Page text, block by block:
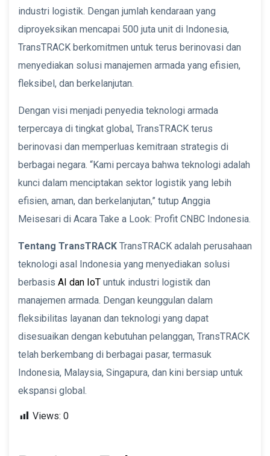
industri logistik. Dengan jumlah kendaraan yang
diproyeksikan mencapai 500 juta unit di Indonesia,
TransTRACK berkomitmen untuk terus berinovasi dan
menyediakan solusi manajemen armada yang efisien,
fleksibel, dan berkelanjutan.
Dengan visi menjadi penyedia teknologi armada
terpercaya di tingkat global, TransTRACK terus
berinovasi dan memperluas kemitraan strategis di
berbagai negara. “Kami percaya bahwa teknologi adalah
kunci dalam menciptakan sektor logistik yang lebih
efisien, aman, dan berkelanjutan,” tutup Anggia
Meisesari di Acara Take a Look: Profit CNBC Indonesia.
Tentang TransTRACK TransTRACK adalah perusahaan
teknologi asal Indonesia yang menyediakan solusi
berbasis AI dan IoT untuk industri logistik dan
manajemen armada. Dengan keunggulan dalam
fleksibilitas layanan dan teknologi yang dapat
disesuaikan dengan kebutuhan pelanggan, TransTRACK
telah berkembang di berbagai pasar, termasuk
Indonesia, Malaysia, Singapura, dan kini bersiap untuk
ekspansi global.
Views: 0